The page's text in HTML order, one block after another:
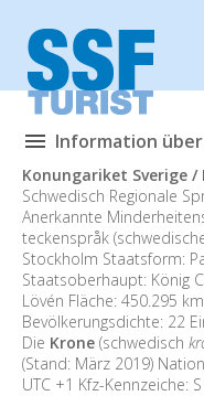
Information
Konungariket Sverige /
Schwedisch Regionale
Anerkannte
teckenspråk
Stockholm Staatsform:
Staatsoberhaupt: König
Lövén Fläche: 450.295
Bevölkerungsdichte: 22
Die Krone (schwedisch
(Stand: März 2019)
UTC +1 Kfz-Kennzeiche: